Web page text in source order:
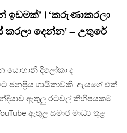
| ‘කරුණාකරලා
දෙන්න’ – උතුරේ
යොහානි දිලෝකා ද
ජනප්‍රිය ගායිකාවකි. ඇයගේ එක්
ඇතුලු රටවල් කිහිපයකම
ඇතුලු සමාජ මාධ්‍ය තුළ